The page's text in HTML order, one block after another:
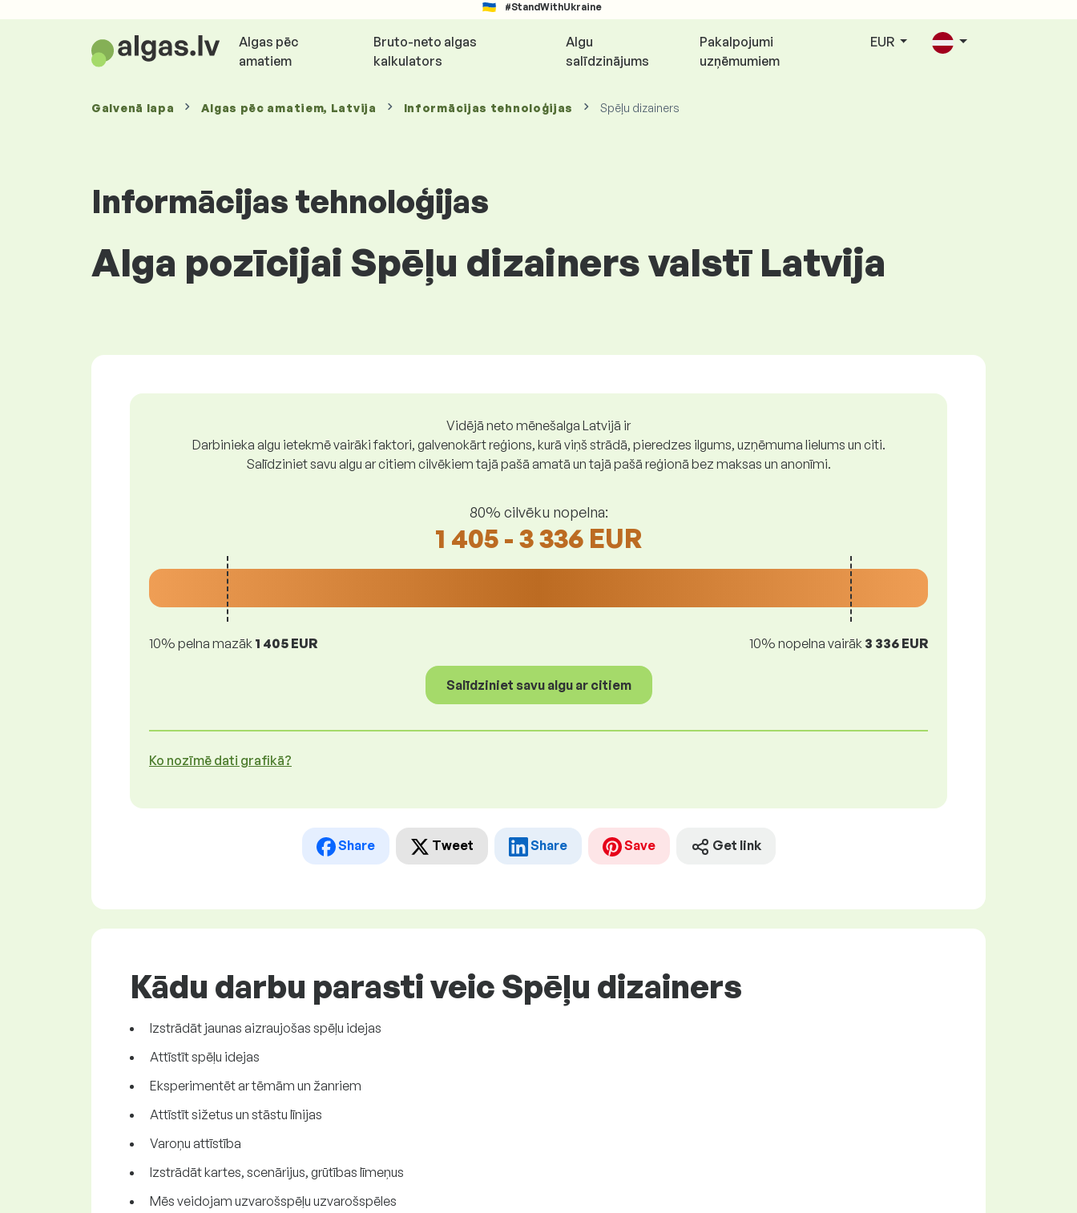
#StandWithUkraine
Algas pēc
amatiem
Bruto-neto algas
kalkulators
Algu
salīdzinājums
Pakalpojumi
uzņēmumiem
EUR
Galvenā lapa Algas pēc amatiem, Latvija Informācijas tehnoloģijas Spēļu dizainers
Informācijas tehnoloģijas
Alga pozīcijai Spēļu dizainers valstī Latvija
Vidējā neto mēnešalga Latvijā ir
Darbinieka algu ietekmē vairāki faktori, galvenokārt reģions, kurā viņš strādā, pieredzes ilgums, uzņēmuma lielums un citi.
Salīdziniet savu algu ar citiem cilvēkiem tajā pašā amatā un tajā pašā reģionā bez maksas un anonīmi.
80% cilvēku nopelna:
1 405 - 3 336 EUR
10% pelna mazāk 1 405 EUR 10% nopelna vairāk 3 336 EUR
Salīdziniet savu algu ar citiem
Ko nozīmē dati grafikā?
Share Tweet Share Save Get link
Kādu darbu parasti veic Spēļu dizainers
Izstrādāt jaunas aizraujošas spēļu idejas
Attīstīt spēļu idejas
Eksperimentēt ar tēmām un žanriem
Attīstīt sižetus un stāstu līnijas
Varoņu attīstība
Izstrādāt kartes, scenārijus, grūtības līmeņus
Mēs veidojam uzvarošspēļu uzvarošspēles